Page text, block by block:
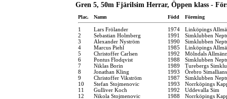
Gren 5, 50m Fjärilsim Herrar, Öppen klass -
Plac. Namn Född Förening
1 Lars Frölander 1974
Linköpings
2
Sebastian Holmberg 1991
Simklubben
3
Alexander Nyström 1990
Simklubben
4
Marcus Piehl 1985
Linköpings
5
Christoffer Carlsen 1992
Mölndals
6
Pontus Flodqvist 1988
Simklubben
7
Niklas Borin 1989
Turebergs
8
Jonathan Kling 1993
Örebro Simallians
9
Christoffer Vikström 1987
Simklubben
10
Stefan Stojmenovic 1993
Norrköpings
11
Gulliver Koch 1992
Uddevalla Sim
12
Nikola Stojmenovic 1988
Norrköpings